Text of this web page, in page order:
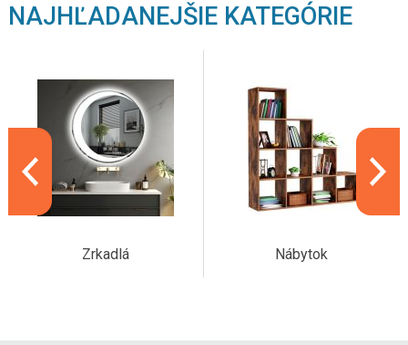
NAJHĽADANEJŠIE KATEGÓRIE
Zrkadlá Nábytok